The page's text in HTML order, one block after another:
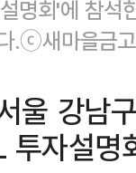
명회'에 참석
.ⓒ새마을금
울 강남
자설명